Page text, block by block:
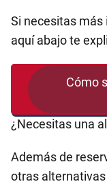
Si necesitas
aquí abajo te
Cómo
¿Necesitas una
Además de
otras